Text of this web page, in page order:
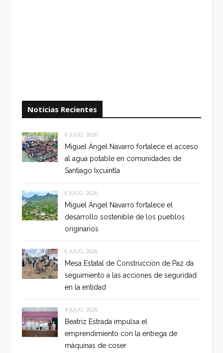
Noticias Recientes
6 JULIO, 2026
Miguel Ángel Navarro fortalece el acceso
al agua potable en comunidades de
Santiago Ixcuintla
6 JULIO, 2026
Miguel Ángel Navarro fortalece el
desarrollo sostenible de los pueblos
originarios
6 JULIO, 2026
Mesa Estatal de Construcción de Paz da
seguimiento a las acciones de seguridad
en la entidad
4 JULIO, 2026
Beatriz Estrada impulsa el
emprendimiento con la entrega de
máquinas de coser